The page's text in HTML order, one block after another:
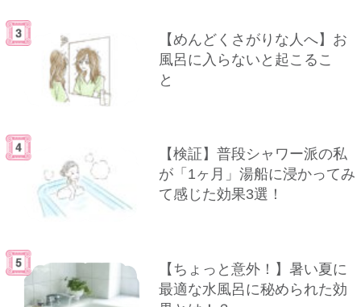
【めんどくさがりな人へ】お
風呂に入らないと起こるこ
と
【検証】普段シャワー派の私
が「1ヶ月」湯船に浸かってみ
て感じた効果3選！
【ちょっと意外！】暑い夏に
最適な水風呂に秘められた効